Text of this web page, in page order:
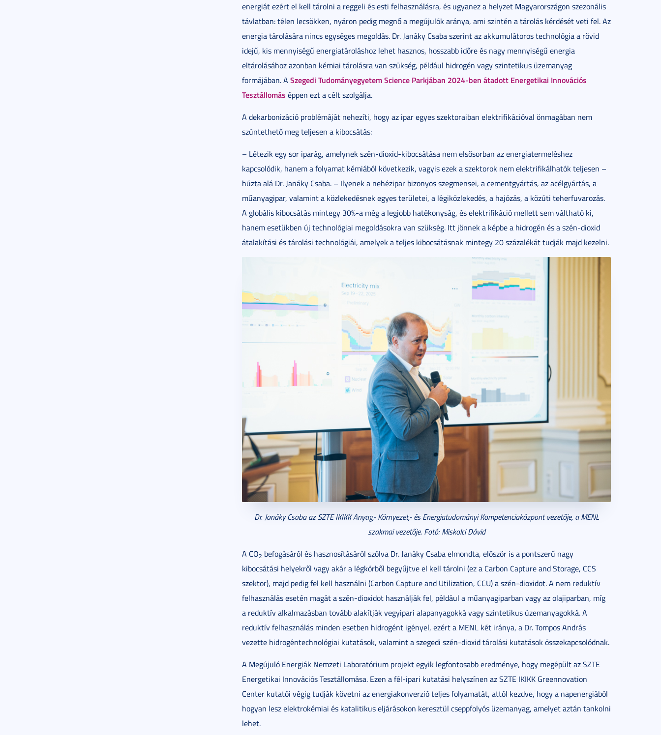
energiát ezért el kell tárolni a reggeli és esti felhasználásra, és ugyanez a helyzet Magyarországon szezonális
távlatban: télen lecsökken, nyáron pedig megnő a megújulók aránya, ami szintén a tárolás kérdését veti fel. Az
energia tárolására nincs egységes megoldás. Dr. Janáky Csaba szerint az akkumulátoros technológia a rövid
idejű, kis mennyiségű energiatároláshoz lehet hasznos, hosszabb időre és nagy mennyiségű energia
eltárolásához azonban kémiai tárolásra van szükség, például hidrogén vagy szintetikus üzemanyag
formájában. A Szegedi Tudományegyetem Science Parkjában 2024-ben átadott Energetikai Innovációs
Tesztállomás éppen ezt a célt szolgálja.
A dekarbonizáció problémáját nehezíti, hogy az ipar egyes szektoraiban elektrifikációval önmagában nem
szüntethető meg teljesen a kibocsátás:
– Létezik egy sor iparág, amelynek szén-dioxid-kibocsátása nem elsősorban az energiatermeléshez
kapcsolódik, hanem a folyamat kémiából következik, vagyis ezek a szektorok nem elektrifikálhatók teljesen –
húzta alá Dr. Janáky Csaba. – Ilyenek a nehézipar bizonyos szegmensei, a cementgyártás, az acélgyártás, a
műanyagipar, valamint a közlekedésnek egyes területei, a légiközlekedés, a hajózás, a közúti teherfuvarozás.
A globális kibocsátás mintegy 30%-a még a legjobb hatékonyság, és elektrifikáció mellett sem váltható ki,
hanem esetükben új technológiai megoldásokra van szükség. Itt jönnek a képbe a hidrogén és a szén-dioxid
átalakítási és tárolási technológiái, amelyek a teljes kibocsátásnak mintegy 20 százalékát tudják majd kezelni.
Dr. Janáky Csaba az SZTE IKIKK Anyag,- Környezet,- és Energiatudományi Kompetenciaközpont vezetője, a MENL
szakmai vezetője. Fotó: Miskolci Dávid
A CO2 befogásáról és hasznosításáról szólva Dr. Janáky Csaba elmondta, először is a pontszerű nagy
kibocsátási helyekről vagy akár a légkörből begyűjtve el kell tárolni (ez a Carbon Capture and Storage, CCS
szektor), majd pedig fel kell használni (Carbon Capture and Utilization, CCU) a szén-dioxidot. A nem reduktív
felhasználás esetén magát a szén-dioxidot használják fel, például a műanyagiparban vagy az olajiparban, míg
a reduktív alkalmazásban tovább alakítják vegyipari alapanyagokká vagy szintetikus üzemanyagokká. A
reduktív felhasználás minden esetben hidrogént igényel, ezért a MENL két iránya, a Dr. Tompos András
vezette hidrogéntechnológiai kutatások, valamint a szegedi szén-dioxid tárolási kutatások összekapcsolódnak.
A Megújuló Energiák Nemzeti Laboratórium projekt egyik legfontosabb eredménye, hogy megépült az SZTE
Energetikai Innovációs Tesztállomása. Ezen a fél-ipari kutatási helyszínen az SZTE IKIKK Greennovation
Center kutatói végig tudják követni az energiakonverzió teljes folyamatát, attól kezdve, hogy a napenergiából
hogyan lesz elektrokémiai és katalitikus eljárásokon keresztül cseppfolyós üzemanyag, amelyet aztán tankolni
lehet.